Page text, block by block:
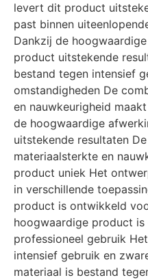
levert dit product
past binnen
Dankzij de
product uitstekende
bestand tegen intensief
omstandigheden De
en nauwkeurigheid
de hoogwaardige
uitstekende resultaten
materiaalsterkte en
product uniek Het
in verschillende
product is ontwikkeld
hoogwaardige product
professioneel gebruik
intensief gebruik en
materiaal is bestand